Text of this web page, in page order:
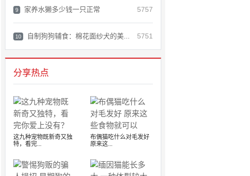
9 家养水獭多少钱一只正常 5757
10 自制狗狗辅食：棉花面纱犬的美... 5751
分享热点
这九种宠物既新奇又独
特，看完...
布偶猫吃什么对毛发好
原来这...